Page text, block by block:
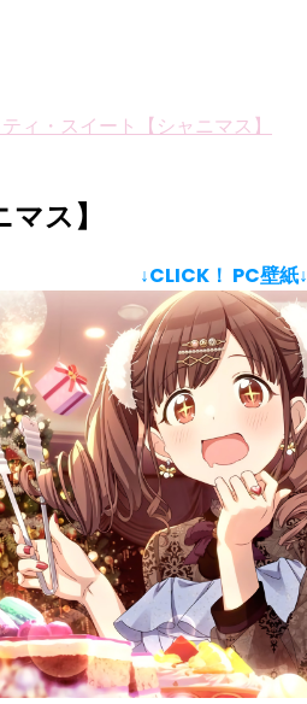
ィ・スイート【シャニマス】
ス】
↓CLICK！ PC壁紙↓